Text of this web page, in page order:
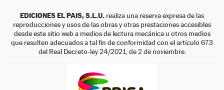
EDICIONES EL PAIS, S.L.U. realiza una reserva expresa de las
reproducciones y usos de las obras y otras prestaciones accesibles
desde este sitio web a medios de lectura mecánica u otros medios
que resulten adecuados a tal fin de conformidad con el artículo 67.3
del Real Decreto-ley 24/2021, de 2 de noviembre.